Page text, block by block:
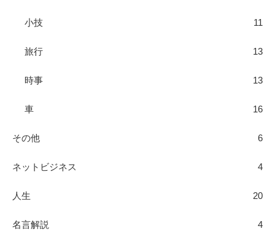
小技 11
旅行 13
時事 13
車 16
その他 6
ネットビジネス 4
人生 20
名言解説 4